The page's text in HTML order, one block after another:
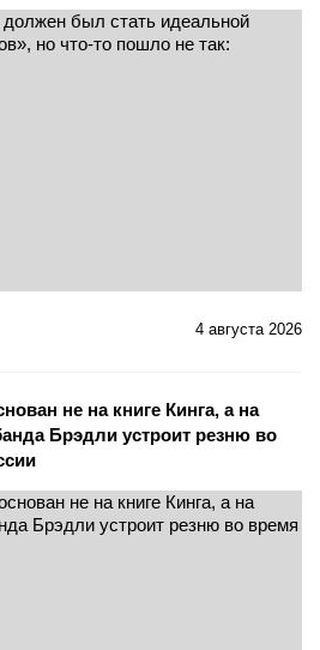
4 августа 2026
не на книге Кинга, а на
Брэдли устроит резню во